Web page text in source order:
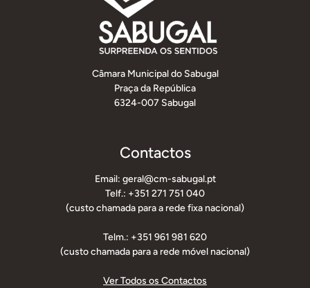
Câmara Municipal do Sabugal
Praça da República
6324-007 Sabugal
Contactos
Email: geral@cm-sabugal.pt
Telf.: +351 271 751 040
(custo chamada para a rede fixa nacional)
Telm.: +351 961 981 620
(custo chamada para a rede móvel nacional)
Ver Todos os Contactos